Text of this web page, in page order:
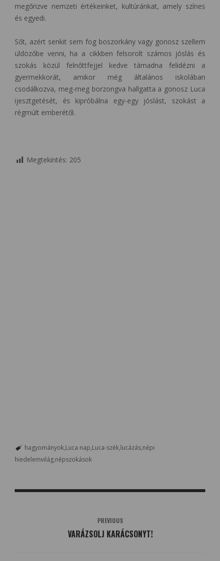
megőrizve nemzeti értékeinket, kultúránkat, amely színes
és egyedi.
Sőt, azért senkit sem fog boszorkány vagy gonosz szellem
üldözőbe venni, ha a cikkben felsorolt számos jóslás és
szokás közül felnőttfejjel kedve támadna felidézni a
gyermekkorát, amikor még általános iskolában
csodálkozva, meg-meg borzongva hallgatta a gonosz Luca
ijesztgetését, és kipróbálna egy-egy jóslást, szokást a
régmúlt emberétől.
Megtekintés: 205
hagyományok Luca nap Luca-szék lucázás népi
hiedelemvilág népszokások
PREVIOUS
VARÁZSOLJ KARÁCSONYT!